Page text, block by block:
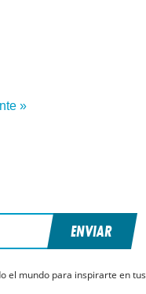
»
ENVIAR
el mundo para inspirarte en tus